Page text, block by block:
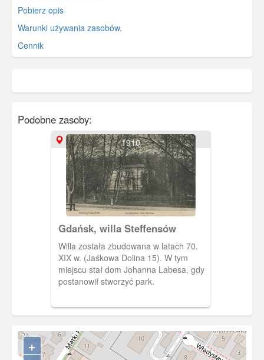
Pobierz opis
Warunki używania zasobów.
Cennik
Podobne zasoby:
1910
Gdańsk, willa Steffensów
Willa została zbudowana w latach 70.
XIX w. (Jaśkowa Dolina 15). W tym
miejscu stał dom Johanna Labesa, gdy
postanowił stworzyć park.
+